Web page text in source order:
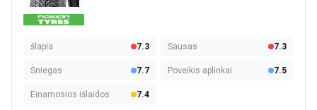
šlapia 7.3 Sausas 7.3
Sniegas 7.7 Poveikis aplinkai 7.5
Einamosios išlaidos 7.4